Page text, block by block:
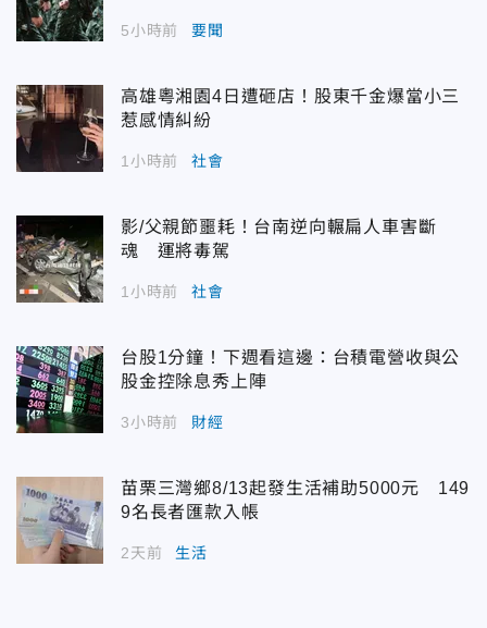
5小時前 要聞
高雄粵湘園4日遭砸店！股東千金爆當小三
惹感情糾紛
1小時前 社會
影/父親節噩耗！台南逆向輾扁人車害斷
魂 運將毒駕
1小時前 社會
台股1分鐘！下週看這邊：台積電營收與公
股金控除息秀上陣
3小時前 財經
苗栗三灣鄉8/13起發生活補助5000元 149
9名長者匯款入帳
2天前 生活